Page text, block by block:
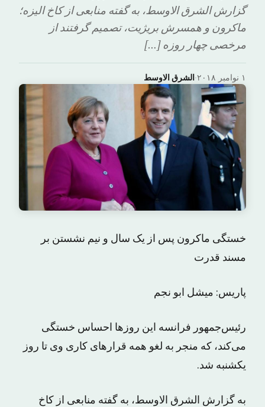
گزارش الشرق الاوسط، به گفته منابعی از کاخ الیزه؛
ماکرون و همسرش بریژیت، تصمیم گرفتند از
مرخصی چهار روزه […]
الشرق الاوسط· ۱ نوامبر ۲۰۱۸
خستگی ماکرون پس از یک سال و نیم نشستن بر
مسند قدرت
پاریس: میشل ابو نجم
رئیس‌جمهور فرانسه این روزها احساس خستگی
می‌کند، که منجر به لغو همه قرارهای کاری وی تا روز
یکشنبه شد.
به گزارش الشرق الاوسط، به گفته منابعی از کاخ